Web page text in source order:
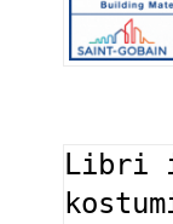
Libri